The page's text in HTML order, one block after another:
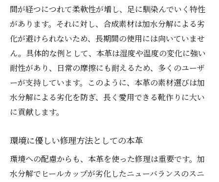
間が経つにつれて柔軟性が増し、足に馴染んでいく特性
があります。それに対し、合成素材は加水分解による劣
化が避けられないため、長期間の使用には向いていませ
ん。具体的な例として、本革は湿度や温度の変化に強い
耐性があり、日常の摩擦にも耐えるため、多くのユーザ
ーが支持しています。このように、本革の素材選びは加
水分解による劣化を防ぎ、長く愛用できる靴作りに大い
に貢献します。
環境に優しい修理方法としての本革
環境への配慮からも、本革を使った修理は重要です。加
水分解でヒールカップが劣化したニューバランスのスニ